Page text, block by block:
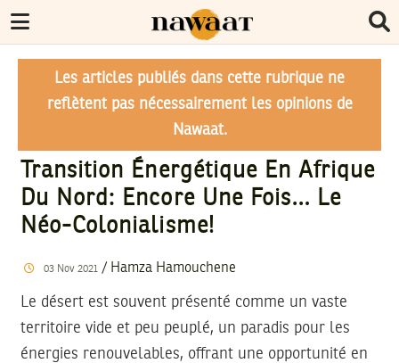
Les articles publiés dans cette rubrique ne
reflètent pas nécessairement les opinions de
Nawaat.
Transition Énergétique En Afrique
Du Nord: Encore Une Fois… Le
Néo-Colonialisme!
03 Nov 2021/ Hamza Hamouchene
Le désert est souvent présenté comme un vaste
territoire vide et peu peuplé, un paradis pour les
énergies renouvelables, offrant une opportunité en